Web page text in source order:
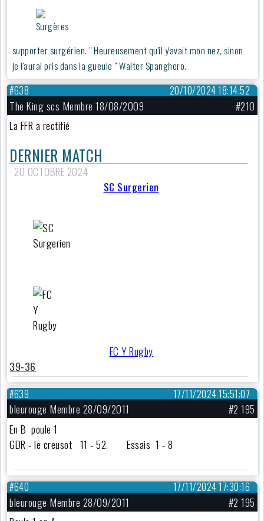
supporter surgérien. " Heureusement qu'il y'avait mon nez, sinon
je l'aurai pris dans la gueule " Walter Spanghero.
20/10/2024 18:14:52
#638
The King scs Membre 18/08/2009
#210
La FFR a rectifié
DERNIER MATCH
· 20 OCTOBRE 2024
SC Surgerien
FC Y Rugby
39-36
17/11/2024 15:51:07
#639
bleurouge Membre 28/09/2011
#2 195
En B poule 1
GDR - le creusot 11 - 52. Essais 1 - 8
17/11/2024 17:30:16
#640
bleurouge Membre 28/09/2011
#2 195